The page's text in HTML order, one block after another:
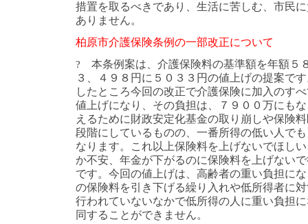
措置を取るべきであり、生活に苦しむ、市民
ありません。
柏原市介護保険条例の一部改正について
?
本条例案は、介護保険料の基準額を年額５
３、４９８円に５０３３円の値上げの提案で
したところ今回の改正で介護保険に加入のす
値上げになり、その負担は、７９００万にも
えるために財政安定化基金の取り崩しや保険
段階にしているものの、一番所得の低い人で
なります。これ以上保険料を上げないでほし
か不安、年金が下がるのに保険料を上げない
です。今回の値上げは、高齢者の重い負担に
の保険料を引き下げる繰り入れや低所得者に
行われていないなかで低所得の人に重い負担
同することができません。